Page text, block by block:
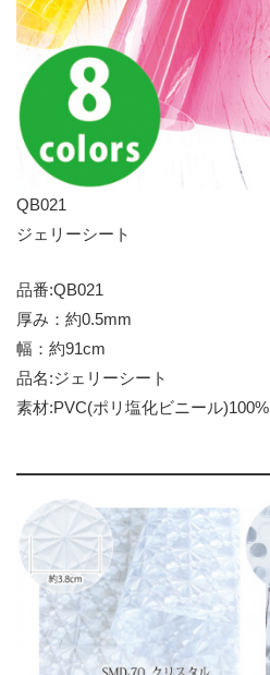
QB021
ジェリーシート
品番:QB021
厚み：約0.5mm
幅：約91cm
品名:ジェリーシート
素材:PVC(ポリ塩化ビニール)100%